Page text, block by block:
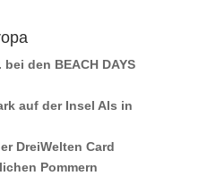
den BEACH DAYS
auf der Insel Als in
DreiWelten Card
Pommern